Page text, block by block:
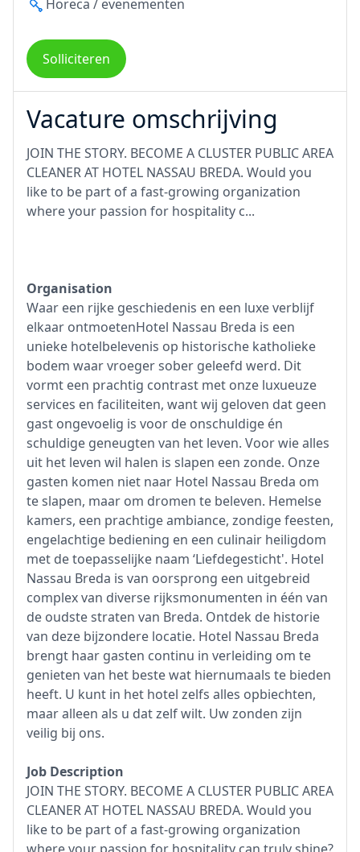
Horeca / evenementen
Solliciteren
Vacature omschrijving
JOIN THE STORY. BECOME A CLUSTER PUBLIC AREA
CLEANER AT HOTEL NASSAU BREDA. Would you
like to be part of a fast-growing organization
where your passion for hospitality c...
Organisation
Waar een rijke geschiedenis en een luxe verblijf
elkaar ontmoetenHotel Nassau Breda is een
unieke hotelbelevenis op historische katholieke
bodem waar vroeger sober geleefd werd. Dit
vormt een prachtig contrast met onze luxueuze
services en faciliteiten, want wij geloven dat geen
gast ongevoelig is voor de onschuldige én
schuldige geneugten van het leven. Voor wie alles
uit het leven wil halen is slapen een zonde. Onze
gasten komen niet naar Hotel Nassau Breda om
te slapen, maar om dromen te beleven. Hemelse
kamers, een prachtige ambiance, zondige feesten,
engelachtige bediening en een culinair heiligdom
met de toepasselijke naam ‘Liefdegesticht'. Hotel
Nassau Breda is van oorsprong een uitgebreid
complex van diverse rijksmonumenten in één van
de oudste straten van Breda. Ontdek de historie
van deze bijzondere locatie. Hotel Nassau Breda
brengt haar gasten continu in verleiding om te
genieten van het beste wat hiernumaals te bieden
heeft. U kunt in het hotel zelfs alles opbiechten,
maar alleen als u dat zelf wilt. Uw zonden zijn
veilig bij ons.
Job Description
JOIN THE STORY. BECOME A CLUSTER PUBLIC AREA
CLEANER AT HOTEL NASSAU BREDA. Would you
like to be part of a fast-growing organization